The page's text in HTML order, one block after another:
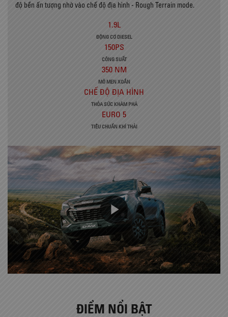
độ bền ấn tượng nhờ vào chế độ địa hình - Rough Terrain mode.
1.9L
ĐỘNG CƠ DIESEL
150PS
CÔNG SUẤT
350 NM
MÔ MEN XOẮN
CHẾ ĐỘ ĐỊA HÌNH
THỎA SỨC KHÀM PHÁ
EURO 5
TIÊU CHUẨN KHÍ THẢI
ĐIỂM NỔI BẬT